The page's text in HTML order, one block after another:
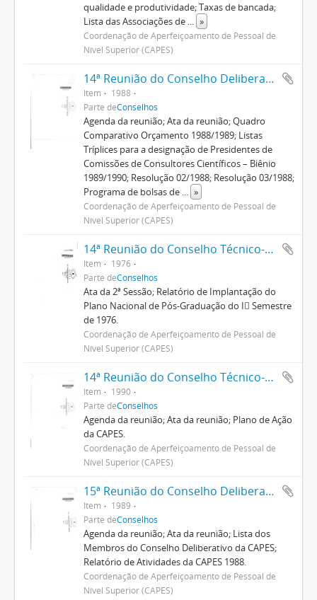
qualidade e produtividade; Taxas de bancada;
Lista das Associações de ... »
Coordenação de Aperfeiçoamento de Pessoal de
Nível Superior (CAPES)
14ª Reunião do Conselho Deliberativo
Item
1988
Parte deConselhos
Agenda da reunião; Ata da reunião; Quadro
Comparativo Orçamento 1988/1989; Listas
Tríplices para a designação de Presidentes de
Comissões de Consultores Científicos – Biênio
1989/1990; Resolução 02/1988; Resolução 03/1988;
Programa de bolsas de ... »
Coordenação de Aperfeiçoamento de Pessoal de
Nível Superior (CAPES)
14ª Reunião do Conselho Técnico-Administrativo
Item
1976
Parte deConselhos
Ata da 2ª Sessão; Relatório de Implantação do
Plano Nacional de Pós-Graduação do I Semestre
de 1976.
Coordenação de Aperfeiçoamento de Pessoal de
Nível Superior (CAPES)
14ª Reunião do Conselho Técnico-Científico
Item
1990
Parte deConselhos
Agenda da reunião; Ata da reunião; Plano de Ação
da CAPES.
Coordenação de Aperfeiçoamento de Pessoal de
Nível Superior (CAPES)
15ª Reunião do Conselho Deliberativo
Item
1989
Parte deConselhos
Agenda da reunião; Ata da reunião; Lista dos
Membros do Conselho Deliberativo da CAPES;
Relatório de Atividades da CAPES 1988.
Coordenação de Aperfeiçoamento de Pessoal de
Nível Superior (CAPES)